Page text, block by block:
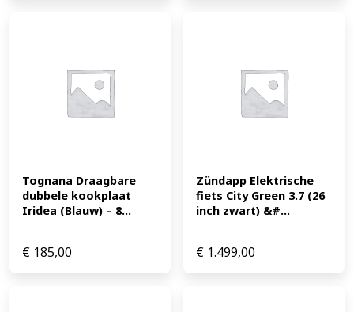
Tognana Draagbare
dubbele kookplaat
Iridea (Blauw) – 8...
€ 185,00
Zündapp Elektrische
fiets City Green 3.7 (26
inch zwart) &#...
€ 1.499,00